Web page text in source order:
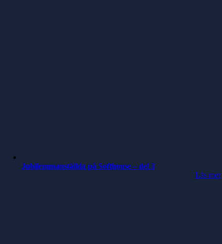
Jubileumsanställda på Softhouse – del 3
Läs mer